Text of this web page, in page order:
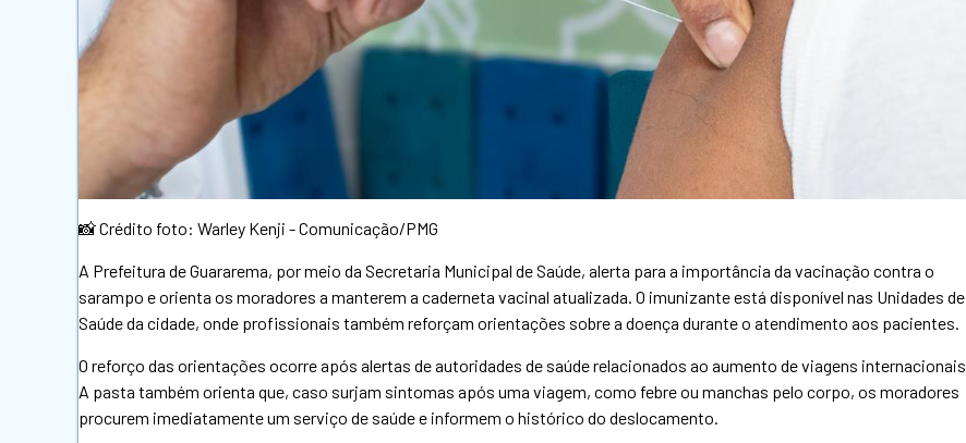
📸 Crédito foto: Warley Kenji - Comunicação/PMG
A Prefeitura de Guararema, por meio da Secretaria Municipal de Saúde, alerta para a importância da vacinação contra o
sarampo e orienta os moradores a manterem a caderneta vacinal atualizada. O imunizante está disponível nas Unidades de
Saúde da cidade, onde profissionais também reforçam orientações sobre a doença durante o atendimento aos pacientes.
O reforço das orientações ocorre após alertas de autoridades de saúde relacionados ao aumento de viagens internacionais.
A pasta também orienta que, caso surjam sintomas após uma viagem, como febre ou manchas pelo corpo, os moradores
procurem imediatamente um serviço de saúde e informem o histórico do deslocamento.